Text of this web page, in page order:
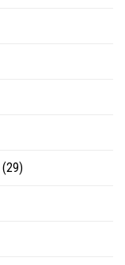
(29)